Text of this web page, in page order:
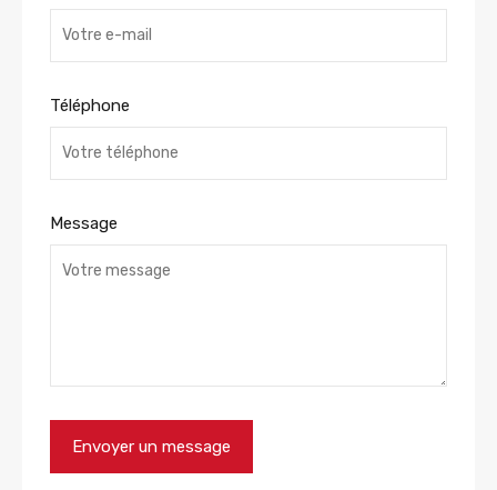
Téléphone
Message